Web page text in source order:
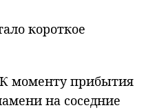
короткое
моменту прибытия
на соседние